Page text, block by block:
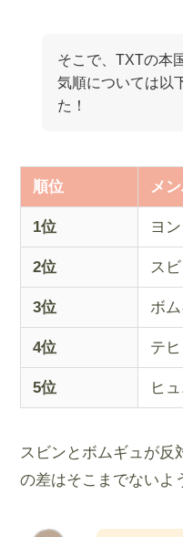
そこで、TXTの本
気順については以
た！
順位 メ
1位 ヨ
2位 ス
3位 ボ
4位 テ
5位 ヒ
スビンとボムギュが反
の差はそこまでないよ